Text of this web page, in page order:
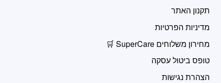
תקנון האתר
מדיניות הפרטיות
מחירון משלוחים SuperCare 🛒
טופס ביטול עסקה
הצהרת נגישות